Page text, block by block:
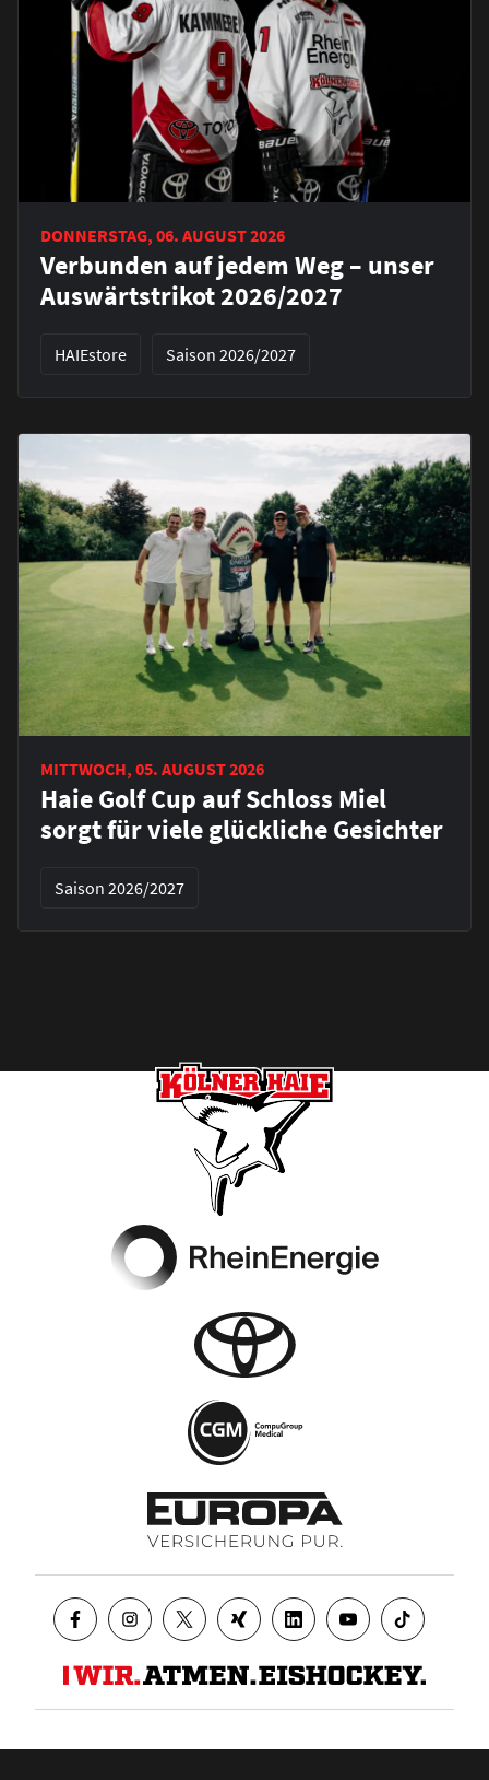
DONNERSTAG, 06. AUGUST 2026
Verbunden auf jedem Weg – unser
Auswärtstrikot 2026/2027
HAIEstore Saison 2026/2027
MITTWOCH, 05. AUGUST 2026
Haie Golf Cup auf Schloss Miel
sorgt für viele glückliche Gesichter
Saison 2026/2027
Datenschutz AGB Impressum Kontakt Presse